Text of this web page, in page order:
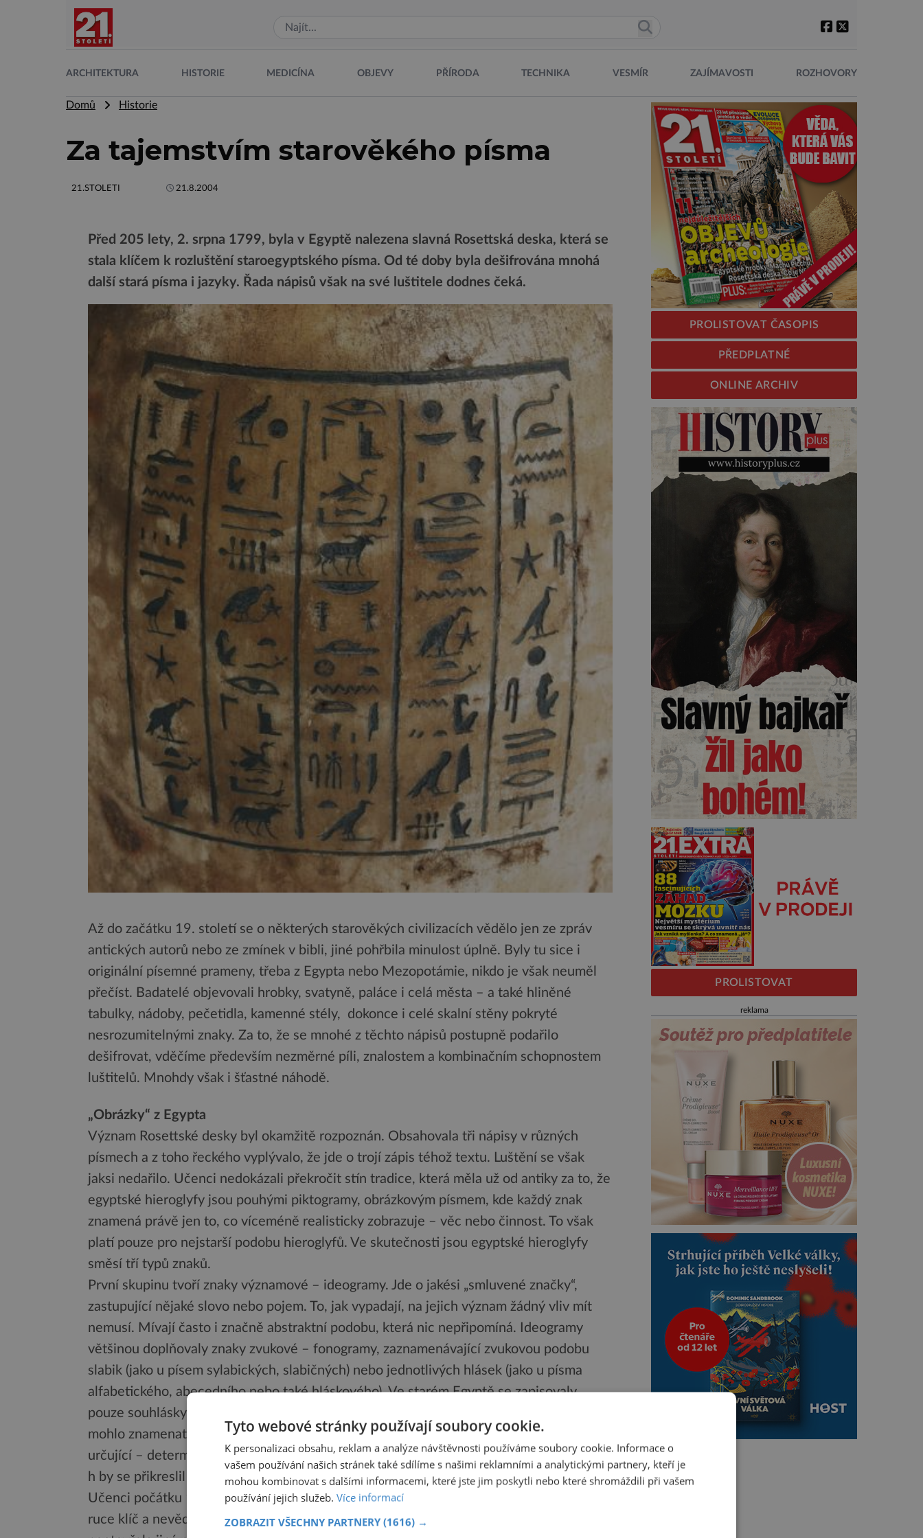
ARCHITEKTURA HISTORIE MEDICÍNA OBJEVY PŘÍRODA TECHNIKA VESMÍR ZAJÍMAVOSTI ROZHOVORY
Domů Historie
Za tajemstvím starověkého písma
21.STOLETI 21.8.2004
Před 205 lety, 2. srpna 1799, byla v Egyptě nalezena slavná Rosettská deska, která se
stala klíčem k rozluštění staroegyptského písma. Od té doby byla dešifrována mnohá
další stará písma i jazyky. Řada nápisů však na své luštitele dodnes čeká.
Až do začátku 19. století se o některých starověkých civilizacích vědělo jen ze zpráv
antických autorů nebo ze zmínek v bibli, jiné pohřbila minulost úplně. Byly tu sice i
originální písemné prameny, třeba z Egypta nebo Mezopotámie, nikdo je však neuměl
přečíst. Badatelé objevovali hrobky, svatyně, paláce i celá města – a také hliněné
tabulky, nádoby, pečetidla, kamenné stély, dokonce i celé skalní stěny pokryté
nesrozumitelnými znaky. Za to, že se mnohé z těchto nápisů postupně podařilo
dešifrovat, vděčíme především nezměrné píli, znalostem a kombinačním schopnostem
luštitelů. Mnohdy však i šťastné náhodě.
„Obrázky“ z Egypta
Význam Rosettské desky byl okamžitě rozpoznán. Obsahovala tři nápisy v různých
písmech a z toho řeckého vyplývalo, že jde o trojí zápis téhož textu. Luštění se však
jaksi nedařilo. Učenci nedokázali překročit stín tradice, která měla už od antiky za to, že
egyptské hieroglyfy jsou pouhými piktogramy, obrázkovým písmem, kde každý znak
znamená právě jen to, co víceméně realisticky zobrazuje – věc nebo činnost. To však
platí pouze pro nejstarší podobu hieroglyfů. Ve skutečnosti jsou egyptské hieroglyfy
směsí tří typů znaků.
První skupinu tvoří znaky významové – ideogramy. Jde o jakési „smluvené značky“,
zastupující nějaké slovo nebo pojem. To, jak vypadají, na jejich význam žádný vliv mít
nemusí. Mívají často i značně abstraktní podobu, která nic nepřipomíná. Ideogramy
většinou doplňovaly znaky zvukové – fonogramy, zaznamenávající zvukovou podobu
slabik (jako u písem sylabických, slabičných) nebo jednotlivých hlásek (jako u písma
alfabetického, abecedního nebo také hláskového). Ve starém Egyptě se zapisovaly
pouze souhlásky, a aby nedocházelo k záměně (srovnejte to s češtinou, kde by n-h
mohlo znamenat stejně noha, jako nahá nebo něha), používali Egypťané ještě znaky
určující – determinativy. Ty se nečetly, ale jen blíže určovaly význam slov (k českému n-
h by se přikreslil obrázek nohy).
Učenci počátku 19. století stáli před Rosettskou deskou víceméně bezradní. Měli v
ruce klíč a nevěděli, jak ho použít. Než se to podařilo, uběhlo 32 let. Mezitím se však
PROLISTOVAT ČASOPIS
PŘEDPLATNÉ
ONLINE ARCHIV
PROLISTOVAT
reklama
Tyto webové stránky používají soubory cookie.
K personalizaci obsahu, reklam a analýze návštěvnosti používáme soubory cookie. Informace o
vašem používání našich stránek také sdílíme s našimi reklamními a analytickými partnery, kteří je
mohou kombinovat s dalšími informacemi, které jste jim poskytli nebo které shromáždili při vašem
používání jejich služeb. Více informací
ZOBRAZIT VŠECHNY PARTNERY (1616) →